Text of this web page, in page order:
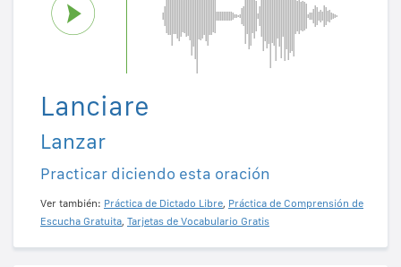
Lanciare
Lanzar
Practicar diciendo esta oración
Ver también: Práctica de Dictado Libre, Práctica de Comprensión de
Escucha Gratuita, Tarjetas de Vocabulario Gratis